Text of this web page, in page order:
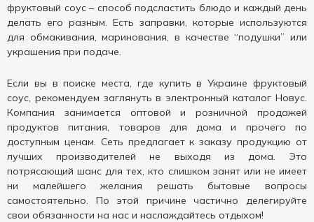
фруктовый соус – способ подсластить блюдо и каждый день
делать его разным. Есть заправки, которые используются
для обмакивания, маринования, в качестве “подушки” или
украшения при подаче.
Если вы в поиске места, где купить в Украине фруктовый
соус, рекомендуем заглянуть в электронный каталог Новус.
Компания занимается оптовой и розничной продажей
продуктов питания, товаров для дома и прочего по
доступным ценам. Сеть предлагает к заказу продукцию от
лучших производителей не выходя из дома. Это
потрясающий шанс для тех, кто слишком занят или не имеет
ни малейшего желания решать бытовые вопросы
самостоятельно. По этой причине частично делегируйте
свои обязанности на нас и наслаждайтесь отдыхом!